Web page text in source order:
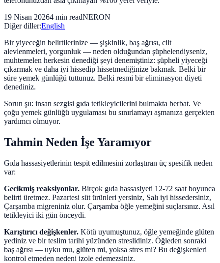
19 Nisan 20264 min readNERON
Diğer diller:English
Bir yiyeceğin belirtilerinize — şişkinlik, baş ağrısı, cilt
alevlenmeleri, yorgunluk — neden olduğundan şüphelendiyseniz,
muhtemelen herkesin denediği şeyi denemiştiniz: şüpheli yiyeceği
çıkarmak ve daha iyi hissedip hissetmediğinize bakmak. Belki bir
süre yemek günlüğü tuttunuz. Belki resmi bir eliminasyon diyeti
denediniz.
Sorun şu: insan sezgisi gıda tetikleyicilerini bulmakta berbat. Ve
çoğu yemek günlüğü uygulaması bu sınırlamayı aşmanıza gerçekten
yardımcı olmuyor.
Tahmin Neden İşe Yaramıyor
Gıda hassasiyetlerinin tespit edilmesini zorlaştıran üç spesifik neden
var:
Gecikmiş reaksiyonlar. Birçok gıda hassasiyeti 12-72 saat boyunca
belirti üretmez. Pazartesi süt ürünleri yersiniz, Salı iyi hissedersiniz,
Çarşamba migreniniz olur. Çarşamba öğle yemeğini suçlarsınız. Asıl
tetikleyici iki gün önceydi.
Karıştırıcı değişkenler. Kötü uyumuştunuz, öğle yemeğinde glüten
yediniz ve bir teslim tarihi yüzünden streslidiniz. Öğleden sonraki
baş ağrısı — uyku mu, glüten mi, yoksa stres mi? Bu değişkenleri
kontrol etmeden nedeni izole edemezsiniz.